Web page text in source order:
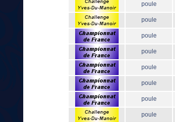
poule
poule
poule
poule
poule
poule
poule
poule